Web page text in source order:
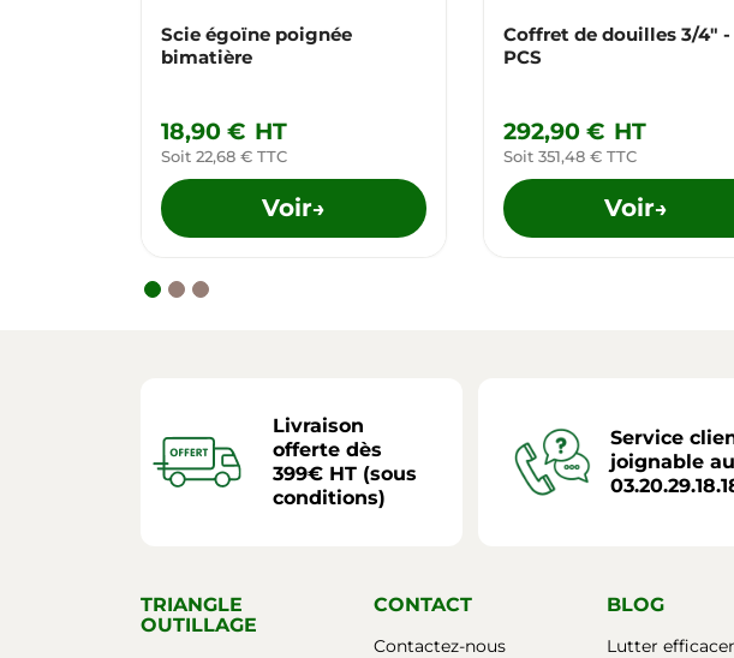
Scie égoïne poignée
bimatière
18,90 € HT
Soit 22,68 € TTC
Voir→
Coffret de douilles 3/4" -
PCS
292,90 € HT
Soit 351,48 € TTC
Voir→
Livraison
offerte dès
399€ HT (sous
conditions)
Service
joignable au
TRIANGLE
OUTILLAGE
CONTACT
Contactez-nous
BLOG
Lutter